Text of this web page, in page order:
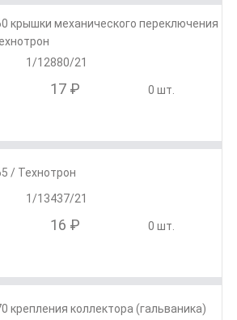
крышки механического переключения
1/12880/21
17 ₽ 0 шт.
/ Технотрон
1/13437/21
16 ₽ 0 шт.
крепления коллектора (гальваника)